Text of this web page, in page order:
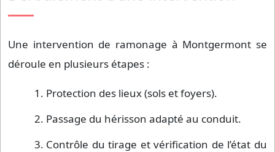
Une intervention de ramonage à Montgermont se
déroule en plusieurs étapes :
Protection des lieux (sols et foyers).
Passage du hérisson adapté au conduit.
Contrôle du tirage et vérification de l’état du